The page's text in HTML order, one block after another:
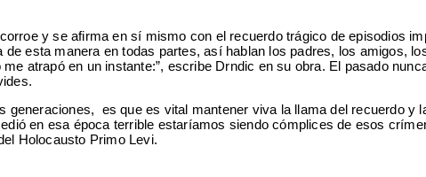
y se afirma en sí mismo con el recuerdo trágico de episodios
esta manera en todas partes, así hablan los padres, los amigos,
atrapó en un instante:”, escribe Drndic en su obra. El pasado
generaciones, es que es vital mantener viva la llama del recuerdo y
en esa época terrible estaríamos siendo cómplices de esos
Holocausto Primo Levi.